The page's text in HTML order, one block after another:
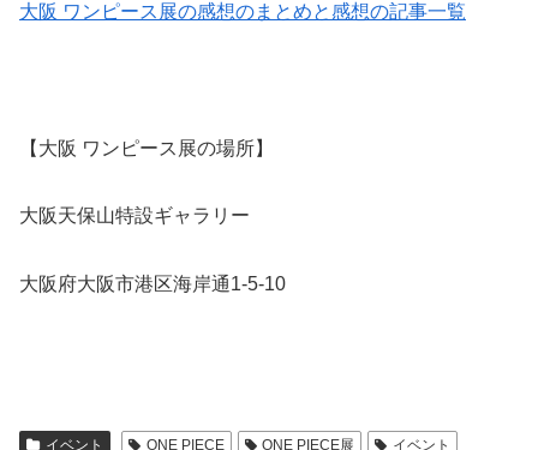
大阪 ワンピース展の感想のまとめと感想の記事一覧
【大阪 ワンピース展の場所】
大阪天保山特設ギャラリー
大阪府大阪市港区海岸通1-5-10
イベント ONE PIECE ONE PIECE展
イベント